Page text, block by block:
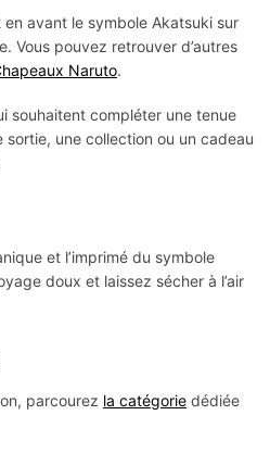
avant le symbole Akatsuki sur
Vous pouvez retrouver d’autres
Naruto.
souhaitent compléter une tenue
une collection ou un cadeau
et l’imprimé du symbole
doux et laissez sécher à l’air
parcourez la catégorie dédiée